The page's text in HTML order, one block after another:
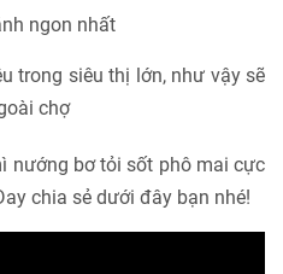
ngon nhất
trong siêu thị lớn, như vậy sẽ
chợ
nướng bơ tỏi sốt phô mai cực
chia sẻ dưới đây bạn nhé!